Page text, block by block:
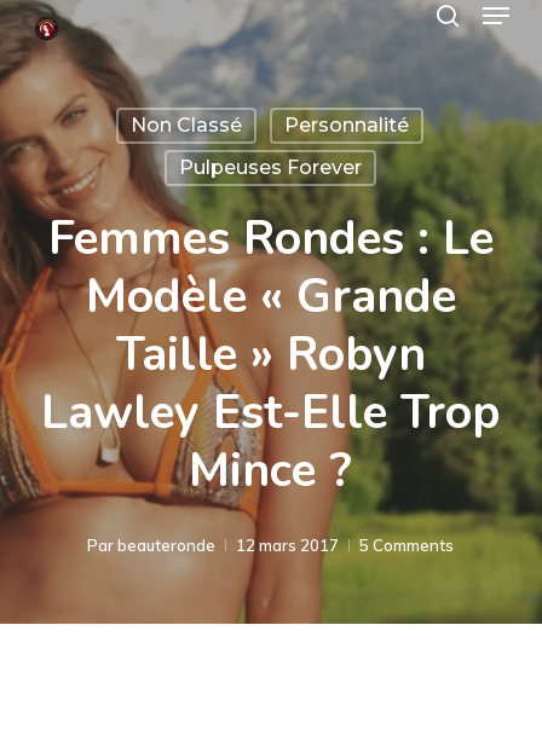
Skip
to
main
content
search
Non Classé
Personnalité
Pulpeuses Forever
Femmes Rondes : Le
Modèle « Grande
Taille » Robyn
Lawley Est-Elle Trop
Mince ?
Par beauteronde 12 mars 2017 5 Comments
Close
Menu